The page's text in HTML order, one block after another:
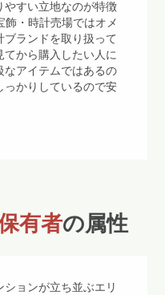
やすい立地なのが特徴
飾・時計売場ではオメ
ブランドを取り扱って
てから購入したい人に
なアイテムではあるの
っかりしているので安
有者の属性
ョンが立ち並ぶエリ